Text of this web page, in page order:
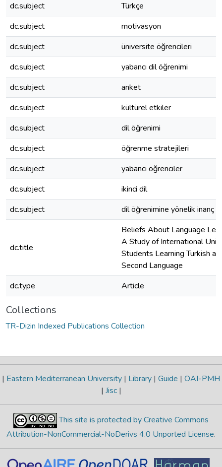
dc.subject
Türkçe
dc.subject
motivasyon
dc.subject
üniversite öğrencileri
dc.subject
yabancı dil öğrenimi
dc.subject
anket
dc.subject
kültürel etkiler
dc.subject
dil öğrenimi
dc.subject
öğrenme stratejileri
dc.subject
yabancı öğrenciler
dc.subject
ikinci dil
dc.subject
dil öğrenimine yönelik inanç
dc.title
Beliefs About Language
A Study of International
Students Learning Turkish as
Second Language
dc.type
Article
Collections
TR-Dizin Indexed Publications Collection
| Eastern Mediterranean University | Library | Guide | OAI-PMH
| Jisc |
This site is protected by Creative Commons
Attribution-NonCommercial-NoDerivs 4.0 Unported License.